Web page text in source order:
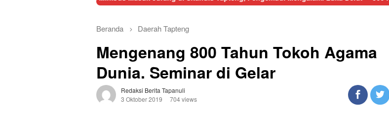
Beranda DaerahTapteng
Mengenang 800 Tahun Tokoh Agama
Dunia. Seminar di Gelar
Redaksi Berita Tapanuli
3 Oktober 2019
704 views